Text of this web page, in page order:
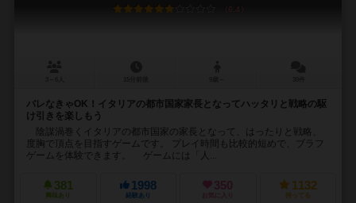
6.4
バレなきゃOK！イタリアの都市国家家長となってハッタリと戦略の駆
け引きを楽しもう
陰謀渦巻くイタリアの都市国家の家長となって、はったりと戦略、
度胸で頂点を目指すゲームです。 プレイ時間も比較的短めで、ブラフ
ゲームを体験できます。 ゲームには「人...
381
興味あり
1998
経験あり
350
お気に入り
1132
持ってる